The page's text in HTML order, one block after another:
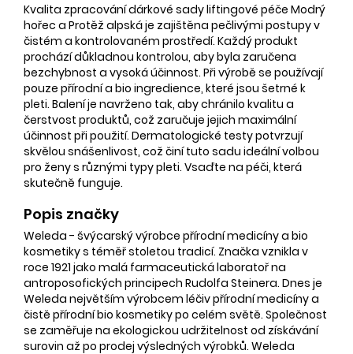
Kvalita zpracování dárkové sady liftingové péče Modrý
hořec a Protěž alpská je zajištěna pečlivými postupy v
čistém a kontrolovaném prostředí. Každý produkt
prochází důkladnou kontrolou, aby byla zaručena
bezchybnost a vysoká účinnost. Při výrobě se používají
pouze přírodní a bio ingredience, které jsou šetrné k
pleti. Balení je navrženo tak, aby chránilo kvalitu a
čerstvost produktů, což zaručuje jejich maximální
účinnost při použití. Dermatologické testy potvrzují
skvělou snášenlivost, což činí tuto sadu ideální volbou
pro ženy s různými typy pleti. Vsaďte na péči, která
skutečně funguje.
Popis značky
Weleda - švýcarský výrobce přírodní medicíny a bio
kosmetiky s téměř stoletou tradicí. Značka vznikla v
roce 1921 jako malá farmaceutická laboratoř na
antroposofických principech Rudolfa Steinera. Dnes je
Weleda největším výrobcem léčiv přírodní medicíny a
čistě přírodní bio kosmetiky po celém světě. Společnost
se zaměřuje na ekologickou udržitelnost od získávání
surovin až po prodej výsledných výrobků. Weleda